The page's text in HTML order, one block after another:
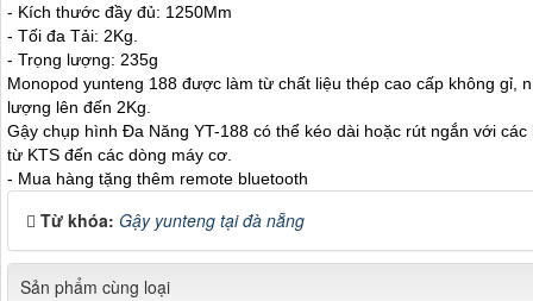
- Kích thước đầy đủ: 1250Mm
- Tối đa Tải: 2Kg.
- Trọng lượng: 235g
Monopod yunteng 188 được làm từ chất liệu thép cao cấp không
lượng lên đến 2Kg.
Gậy chụp hình Đa Năng YT-188 có thể kéo dài hoặc rút ngắn với
từ KTS đến các dòng máy cơ.
- Mua hàng tặng thêm remote bluetooth
Từ khóa: Gậy yunteng tại đà nẵng
Sản phẩm cùng loại